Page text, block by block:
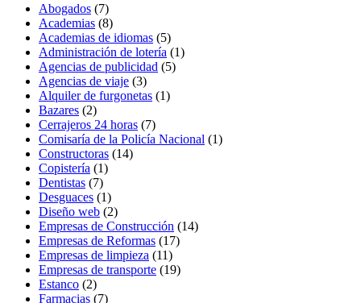
Abogados (7)
Academias (8)
Academias de idiomas (5)
Administración de lotería (1)
Agencias de publicidad (5)
Agencias de viaje (3)
Alquiler de furgonetas (1)
Bazares (2)
Cerrajeros 24 horas (7)
Comisaría de la Policía Nacional (1)
Constructoras (14)
Copistería (1)
Dentistas (7)
Desguaces (1)
Diseño web (2)
Empresas de Construcción (14)
Empresas de Reformas (17)
Empresas de limpieza (11)
Empresas de transporte (19)
Estanco (2)
Farmacias (7)